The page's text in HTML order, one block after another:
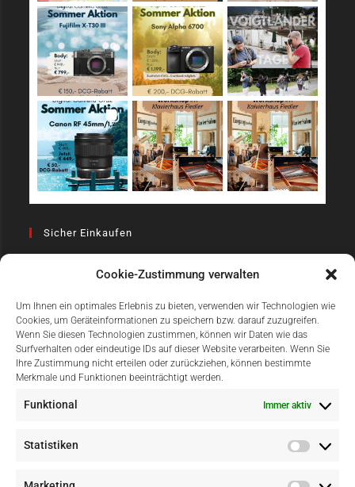
Cookie-Zustimmung verwalten
Um Ihnen ein optimales Erlebnis zu bieten, verwenden wir Technologien wie
Cookies, um Geräteinformationen zu speichern bzw. darauf zuzugreifen.
Wenn Sie diesen Technologien zustimmen, können wir Daten wie das
Surfverhalten oder eindeutige IDs auf dieser Website verarbeiten. Wenn Sie
Ihre Zustimmung nicht erteilen oder zurückziehen, können bestimmte
Merkmale und Funktionen beeinträchtigt werden.
Funktional Immer aktiv
Statistiken
Sicher Einkaufen
Einfach Online Bezahlen